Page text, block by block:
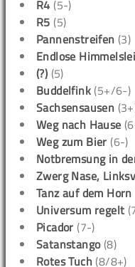
R4 (5-)
R5 (5)
Pannenstreifen (3)
Endlose
(?) (5)
Buddelfink (5+/6-)
Sachsensausen
Weg nach Hause
Weg zum Bier (6-)
Notbremsung in
Zwerg Nase,
Tanz auf dem Horn
Universum regelt
Picador (7-)
Satanstango(8)
Rotes Tuch (8/8+)